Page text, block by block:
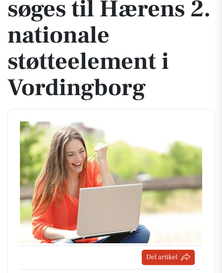
søges til Hærens 2.
nationale
støtteelement i
Vordingborg
Del artikel